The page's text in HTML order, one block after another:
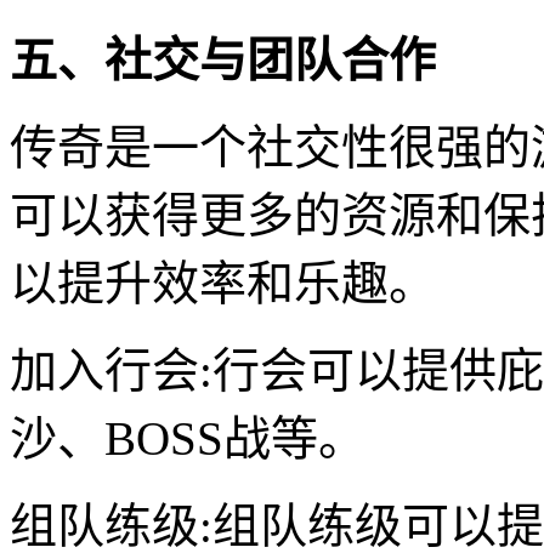
五、社交与团队合作
传奇是一个社交性很强
可以获得更多的资源和
以提升效率和乐趣。
加入行会:行会可以提供
沙、BOSS战等。
组队练级:组队练级可以